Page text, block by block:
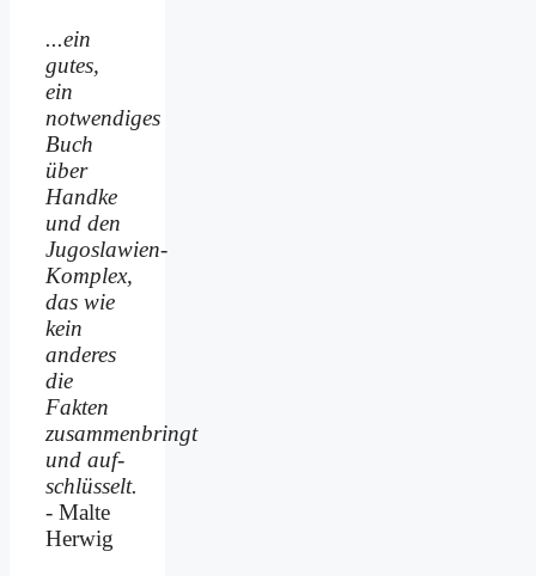
...ein
gutes,
ein
notwendiges
Buch
über
Handke
und den
Jugoslawien-
Komplex,
das wie
kein
anderes
die
Fakten
zusammenbringt
und auf­
schlüsselt.
- Malte
Herwig